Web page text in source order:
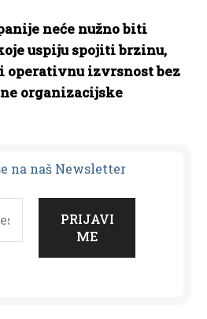
neće nužno biti
uspiju spojiti brzinu,
operativnu izvrsnost bez
organizacijske
na naš Newsletter